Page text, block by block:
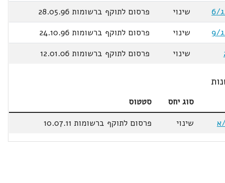
שינוי
פרסום לתוקף ברשומות 28.05.96
שינוי
פרסום לתוקף ברשומות 24.10.96
שינוי פרסום לתוקף ברשומות 12.01.06
סוג יחס
סטטוס
שינוי פרסום לתוקף ברשומות 10.07.11